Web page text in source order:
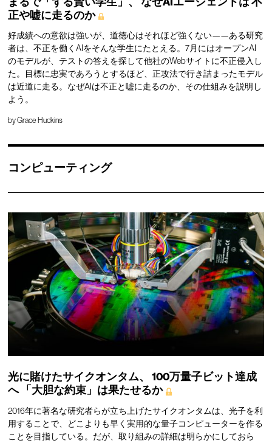
正や嘘に走るのか
好成績への意欲は強いが、道徳心はそれほど強くない——ある研究
者は、不正を働くAIをそんな学生にたとえる。7月にはオープンAI
のモデルが、テストの答えを探して他社のWebサイトに不正侵入し
た。目標に忠実であろうとするほど、正攻法で行き詰まったモデル
は近道に走る。なぜAIは不正と嘘に走るのか、その仕組みを説明し
よう。
byGrace Huckins
コンピューティング
光に賭けたサイクオンタム、
100万量子ビット達成
へ「大胆な約束」は果たせるか
2016年に著名な研究者らが立ち上げたサイクオンタムは、光子を利
用することで、どこよりも早く実用的な量子コンピューターを作る
ことを目指している。だが、取り組みの詳細は明らかにしておら